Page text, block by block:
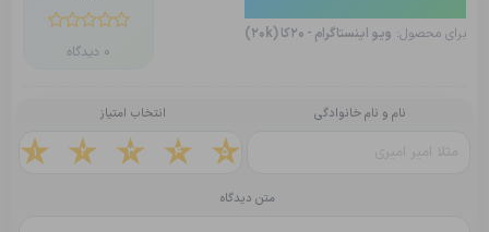
برای محصول: ویو اینستاگرام - 20کا (20k)
0 دیدگاه
نام و نام خانوادگی انتخاب امتیاز
1 2 3 4 5
متن دیدگاه